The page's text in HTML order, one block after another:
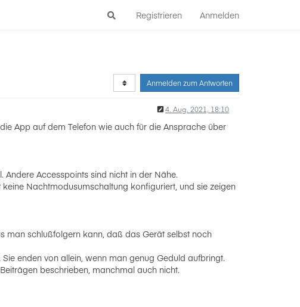
Registrieren Anmelden
Anmelden zum Antworten
4. Aug. 2021, 18:10
App auf dem Telefon wie auch für die Ansprache über
Accesspoints sind nicht in der Nähe.
Nachtmodusumschaltung konfiguriert, und sie zeigen
man schlußfolgern kann, daß das Gerät selbst noch
enden von allein, wenn man genug Geduld aufbringt.
beschrieben, manchmal auch nicht.